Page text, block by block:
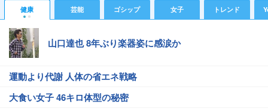
健康 芸能 ゴシップ 女子 トレンド
山口達也 8年ぶり楽器姿に感涙か
運動より代謝 人体の省エネ戦略
大食い女子 46キロ体型の秘密